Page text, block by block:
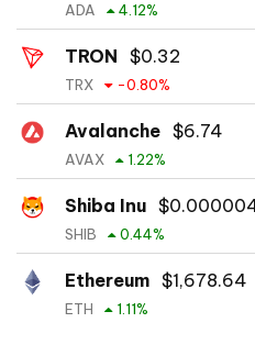
ADA 4.12%
TRON $0.32
TRX -0.80%
Avalanche $6.74
AVAX 1.22%
Shiba Inu $
SHIB 0.44%
Ethereum $1,678.64
ETH 1.11%